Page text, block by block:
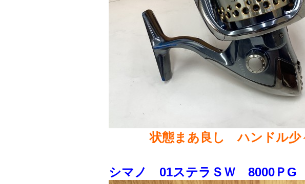
状態まあ良し ハンドル少
シマノ 01ステラＳＷ 8000ＰG